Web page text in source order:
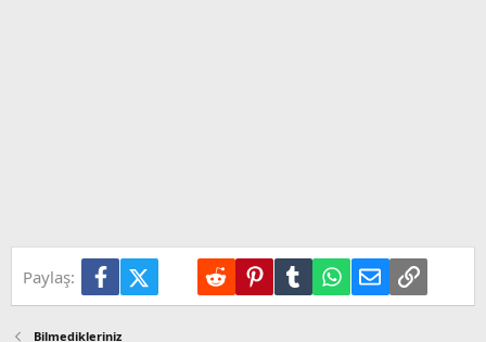
Paylaş: FacebookX (Twitter)LinkedIn
Reddit PinterestTumblrWhatsApp
E-postaLink
Bilmedikleriniz